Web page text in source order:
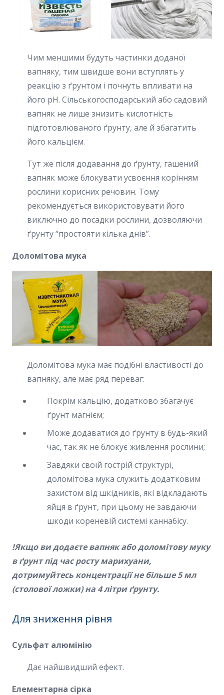
Чим меншими будуть частинки доданої
вапняку, тим швидше вони вступлять у
реакцію з ґрунтом і почнуть впливати на
його pH. Сільськогосподарський або садовий
вапняк не лише знизить кислотність
підготовлюваного ґрунту, але й збагатить
його кальцієм.
Тут же після додавання до ґрунту, гашений
вапняк може блокувати усвоєння корінням
рослини корисних речовин. Тому
рекомендується використовувати його
виключно до посадки рослини, дозволяючи
ґрунту “простояти кілька днів”.
Доломітова мука
Доломітова мука має подібні властивості до
вапняку, але має ряд переваг:
Покрім кальцію, додатково збагачує
ґрунт магнієм;
Може додаватися до ґрунту в будь-який
час, так як не блокує живлення рослини;
Завдяки своїй гострій структурі,
доломітова мука служить додатковим
захистом від шкідників, які відкладають
яйця в ґрунт, при цьому не завдаючи
шкоди кореневій системі каннабісу.
!Якщо ви додаєте вапняк або доломітову муку
в ґрунт під час росту марихуани,
дотримуйтесь концентрації не більше 5 мл
(столової ложки) на 4 літри ґрунту.
Для зниження рівня
Сульфат алюмінію
Дає найшвидший ефект.
Елементарна сірка